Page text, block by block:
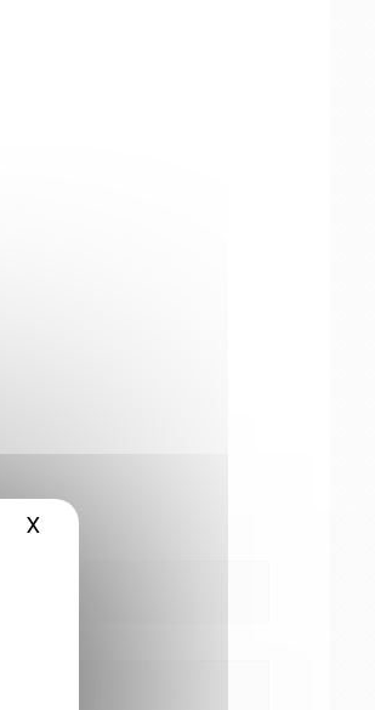
X Masquer le bandeau des cookies